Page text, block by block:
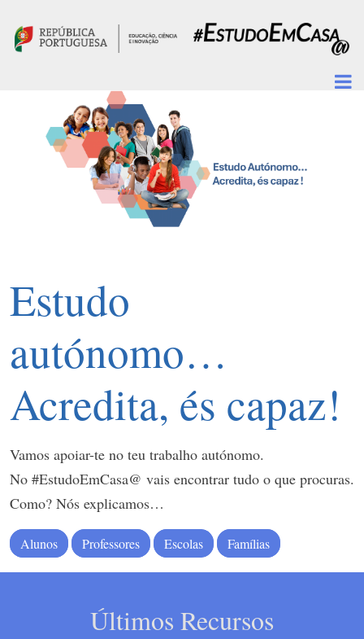
Estudo
autónomo…
Acredita, és capaz!
Vamos apoiar-te no teu trabalho autónomo.
No #EstudoEmCasa@ vais encontrar tudo o que procuras.
Como? Nós explicamos…
Alunos Professores Escolas Famílias
Últimos Recursos